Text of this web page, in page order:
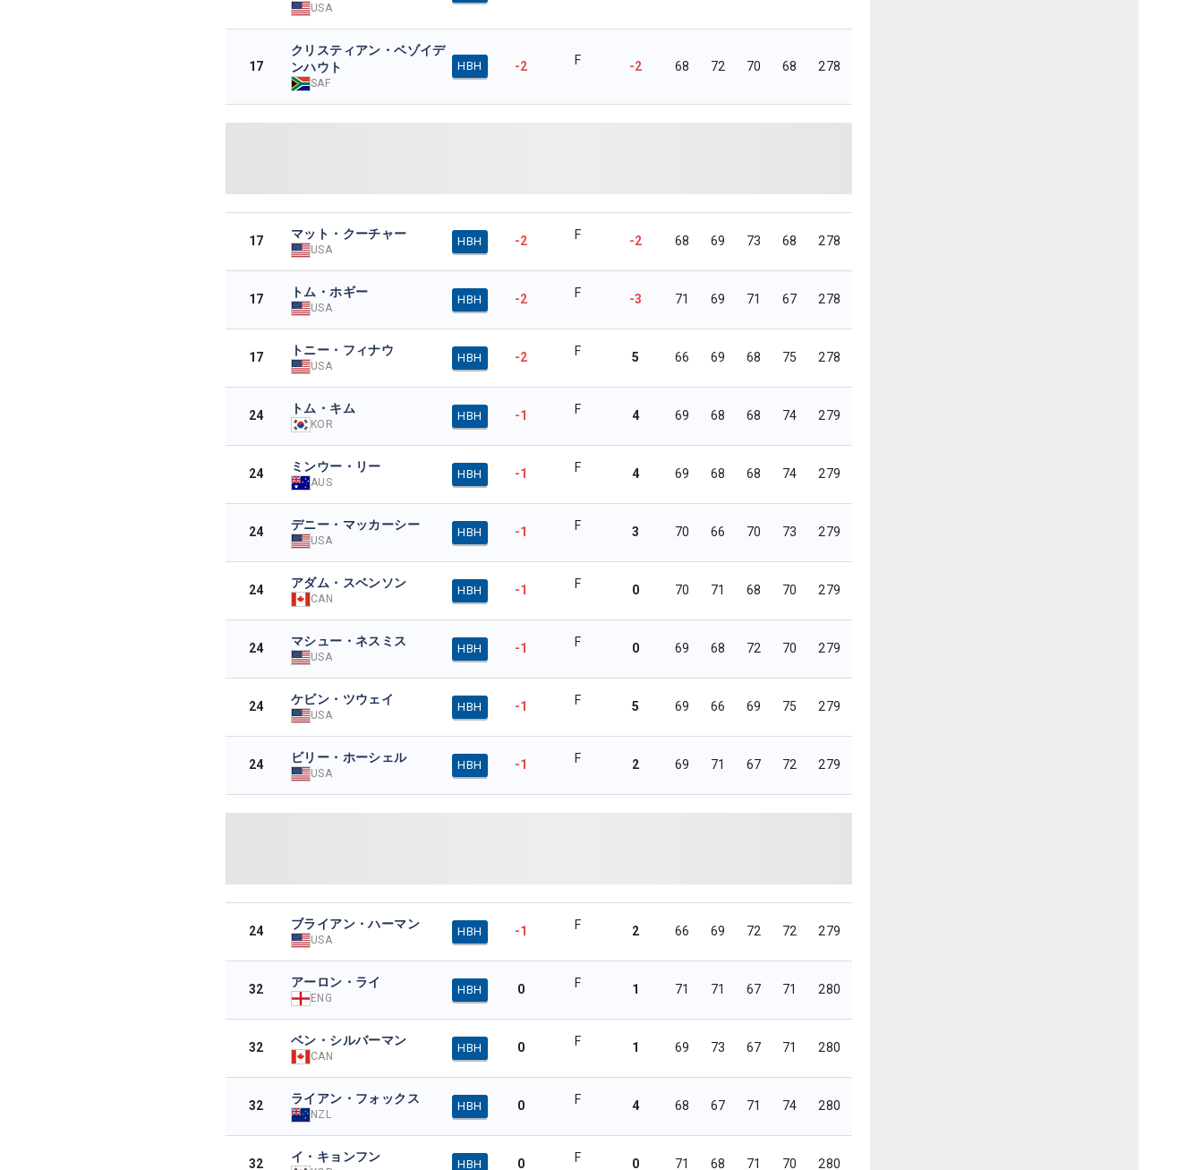
USA
17
クリスティアン・ベゾイデ
ンハウト
SAF
HBH -2 F -2 68 72 70 68 278
17 マット・クーチャー
USA
HBH -2 F -2 68 69 73 68 278
17 トム・ホギー
USA
HBH -2 F -3 71 69 71 67 278
17 トニー・フィナウ
USA
HBH -2 F 5 66 69 68 75 278
24 トム・キム
KOR
HBH -1 F 4 69 68 68 74 279
24 ミンウー・リー
AUS
HBH -1 F 4 69 68 68 74 279
24 デニー・マッカーシー
USA
HBH -1 F 3 70 66 70 73 279
24 アダム・スベンソン
CAN
HBH -1 F 0 70 71 68 70 279
24 マシュー・ネスミス
USA
HBH -1 F 0 69 68 72 70 279
24 ケビン・ツウェイ
USA
HBH -1 F 5 69 66 69 75 279
24 ビリー・ホーシェル
USA
HBH -1 F 2 69 71 67 72 279
24 ブライアン・ハーマン
USA
HBH -1 F 2 66 69 72 72 279
32 アーロン・ライ
ENG
HBH 0 F 1 71 71 67 71 280
32 ベン・シルバーマン
CAN
HBH 0 F 1 69 73 67 71 280
32 ライアン・フォックス
NZL
HBH 0 F 4 68 67 71 74 280
32 イ・キョンフン
HBH 0 F 0 71 68 71 70 280